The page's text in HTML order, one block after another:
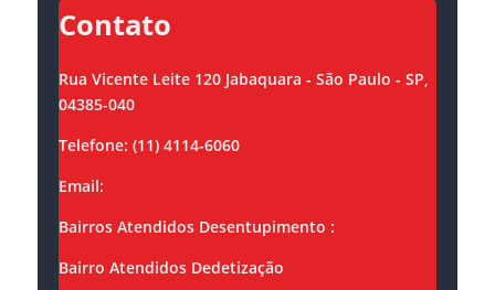
Contato
Rua Vicente Leite 120 Jabaquara - São Paulo - SP,
04385-040
Telefone: (11) 4114-6060
Email:
Bairros Atendidos Desentupimento :
Bairro Atendidos Dedetização